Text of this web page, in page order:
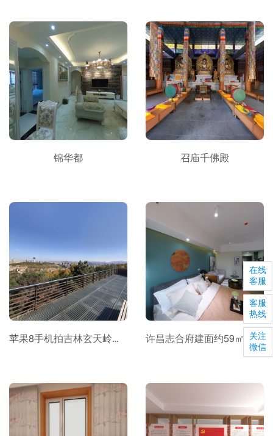
锦华都 召庙千佛殿
苹果8手机拍吉林玄天岭之秋 许昌志合府建面约59㎡A3现房公寓
在线
客服
客服
热线
关注
微信